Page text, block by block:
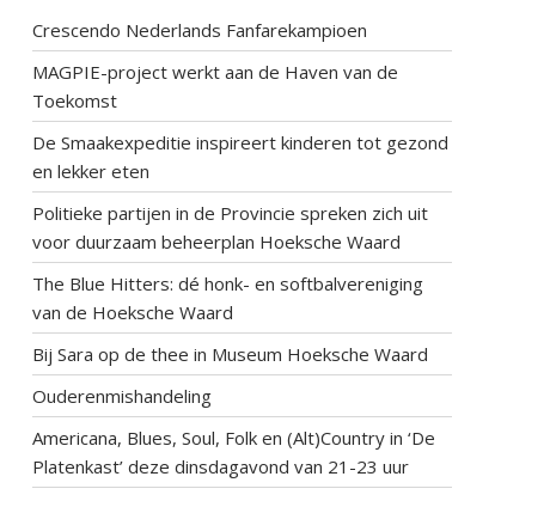
Crescendo Nederlands Fanfarekampioen
MAGPIE-project werkt aan de Haven van de
Toekomst
De Smaakexpeditie inspireert kinderen tot gezond
en lekker eten
Politieke partijen in de Provincie spreken zich uit
voor duurzaam beheerplan Hoeksche Waard
The Blue Hitters: dé honk- en softbalvereniging
van de Hoeksche Waard
Bij Sara op de thee in Museum Hoeksche Waard
Ouderenmishandeling
Americana, Blues, Soul, Folk en (Alt)Country in ‘De
Platenkast’ deze dinsdagavond van 21-23 uur